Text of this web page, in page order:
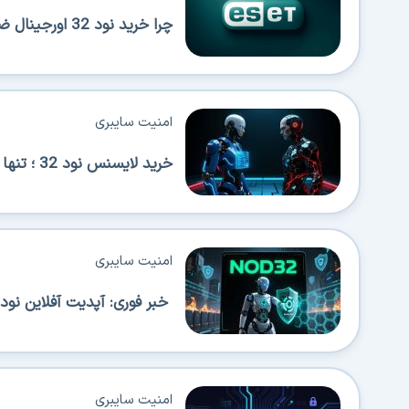
چرا خرید نود 32 اورجینال ضروری است؟ بررسی امنیت، مزایا و روش خرید مطمئن
خرید لایسنس نود 32 ؛ تنها راه تضمین امنیت واقعی سیستم شما!
امنیت سایبری
خبر فوری: آپدیت آفلاین نود 32 با شیوه جدید راه اندازی
امنیت سایبری
امنیت سایبری